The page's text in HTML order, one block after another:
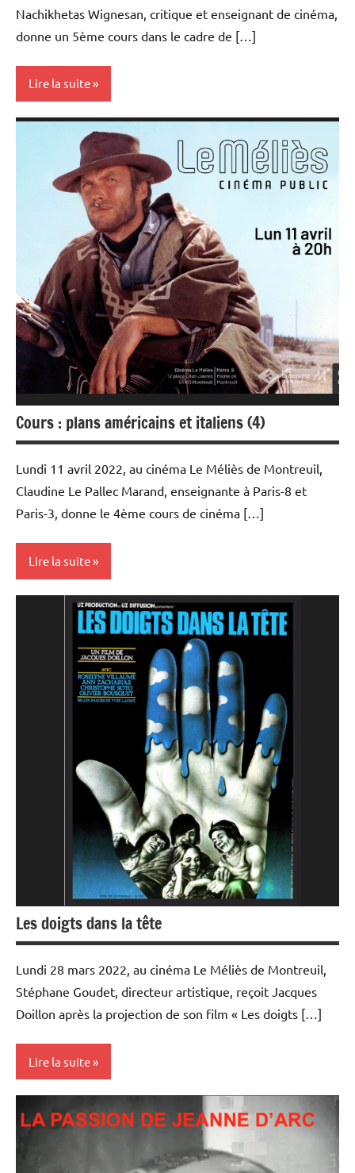
Nachikhetas Wignesan, critique et enseignant de cinéma,
donne un 5ème cours dans le cadre de […]
Lire la suite
Université
au Méliès
Cours : plans américains et italiens (4)
Lundi 11 avril 2022, au cinéma Le Méliès de Montreuil,
Claudine Le Pallec Marand, enseignante à Paris-8 et
Paris-3, donne le 4ème cours de cinéma […]
Lire la suite
Rencontres
Université
Les doigts dans la tête
Lundi 28 mars 2022, au cinéma Le Méliès de Montreuil,
Stéphane Goudet, directeur artistique, reçoit Jacques
Doillon après la projection de son film « Les doigts […]
Lire la suite
Rencontres
filmées